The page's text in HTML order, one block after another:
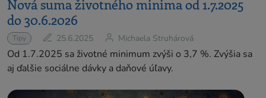
Nová suma životného minima od 1.7.2025
do 30.6.2026
Tipy 25.6.2025 Michaela Struhárová
Od 1.7.2025 sa životné minimum zvýši o 3,7 %. Zvýšia sa
aj ďalšie sociálne dávky a daňové úľavy.